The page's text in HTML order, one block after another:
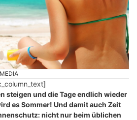
steigen und die Tage endlich wieder
es Sommer! Und damit auch Zeit
nicht nur beim üblichen